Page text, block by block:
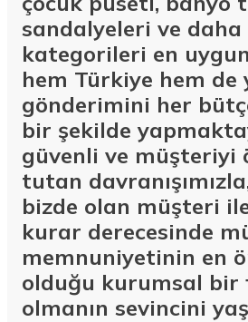
sandalyeleri ve daha
kategorileri en
hem Türkiye hem de
gönderimini her
bir şekilde
güvenli ve müşteriyi
tutan
bizde olan müşteri
kurar derecesinde
memnuniyetinin en
olduğu kurumsal bir
olmanın sevincini